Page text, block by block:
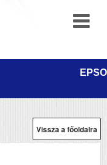
Vissza a főoldalra